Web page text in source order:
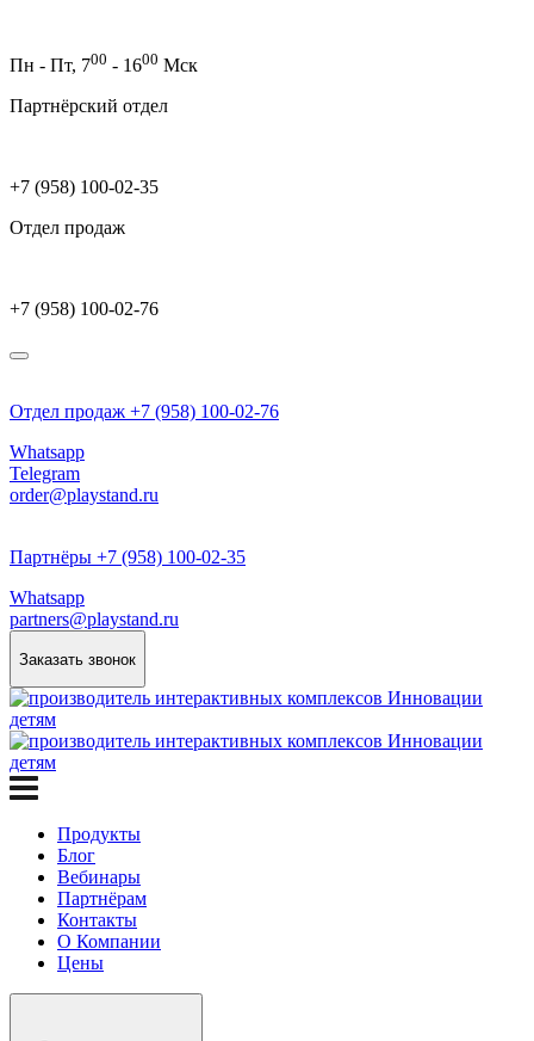
Пн - Пт, 700 - 1600 Мск
Партнёрский отдел
+7 (958) 100-02-35
Отдел продаж
+7 (958) 100-02-76
Отдел продаж +7 (958) 100-02-76
Whatsapp
Telegram
order@playstand.ru
Партнёры +7 (958) 100-02-35
Whatsapp
partners@playstand.ru
Заказать звонок
Продукты
Блог
Вебинары
Партнёрам
Контакты
О Компании
Цены